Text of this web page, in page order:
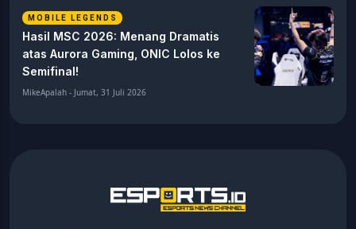
MOBILE LEGENDS
Hasil MSC 2026: Menang Dramatis
atas Aurora Gaming, ONIC Lolos ke
Semifinal!
MikeApalah - Jumat, 31 Juli 2026